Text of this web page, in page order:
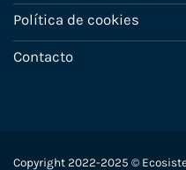
Política de cookies
Contacto
Copyright 2022-2025 ©